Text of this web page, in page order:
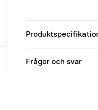
Referensnummer
Frågor och svar